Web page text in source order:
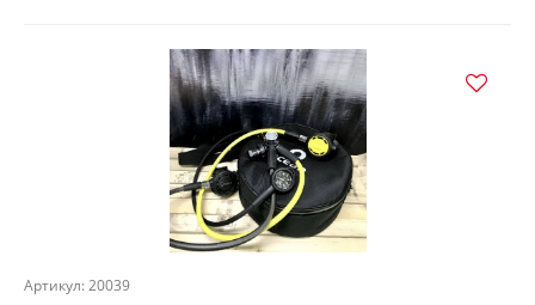
Артикул: 20039